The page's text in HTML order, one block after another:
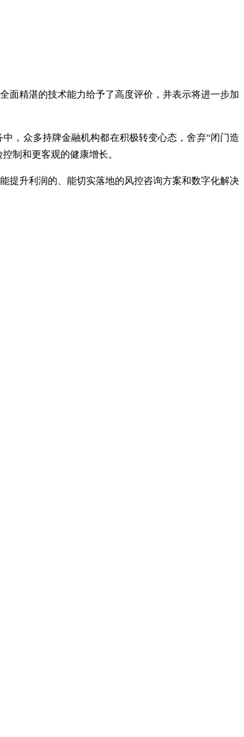
面精湛的技术能力给予了高度评价，并表示将进一步加
，众多持牌金融机构都在积极转变心态，舍弃“闭门造
制和更客观的健康增长。
提升利润的、能切实落地的风控咨询方案和数字化解决